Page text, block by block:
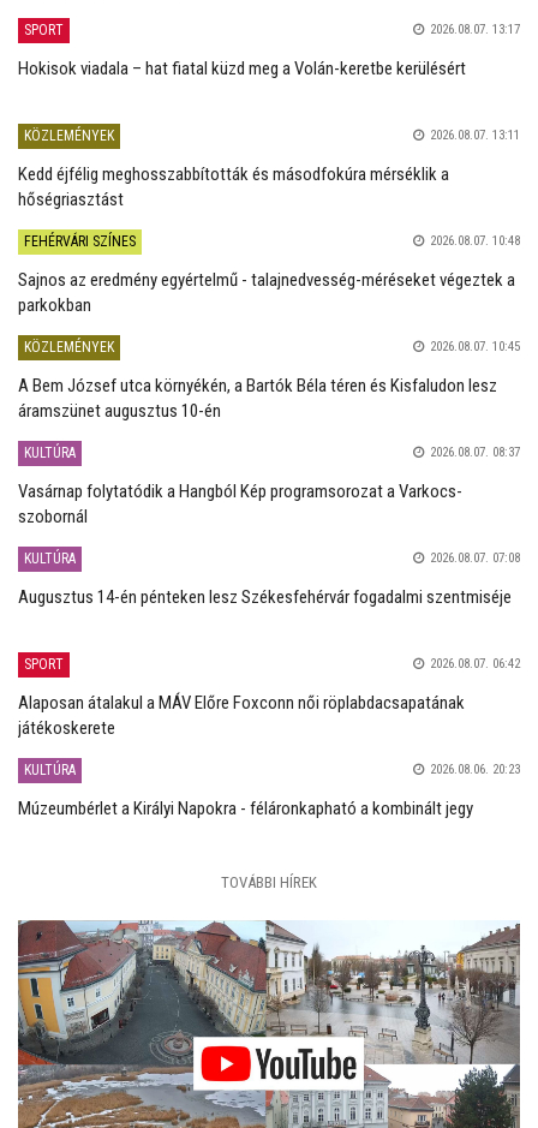
SPORT 2026.08.07. 13:17
Hokisok viadala – hat fiatal küzd meg a Volán-keretbe kerülésért
KÖZLEMÉNYEK 2026.08.07. 13:11
Kedd éjfélig meghosszabbították és másodfokúra mérséklik a
hőségriasztást
FEHÉRVÁRI SZÍNES 2026.08.07. 10:48
Sajnos az eredmény egyértelmű - talajnedvesség-méréseket végeztek a
parkokban
KÖZLEMÉNYEK 2026.08.07. 10:45
A Bem József utca környékén, a Bartók Béla téren és Kisfaludon lesz
áramszünet augusztus 10-én
KULTÚRA 2026.08.07. 08:37
Vasárnap folytatódik a Hangból Kép programsorozat a Varkocs-
szobornál
KULTÚRA 2026.08.07. 07:08
Augusztus 14-én pénteken lesz Székesfehérvár fogadalmi szentmiséje
SPORT 2026.08.07. 06:42
Alaposan átalakul a MÁV Előre Foxconn női röplabdacsapatának
játékoskerete
KULTÚRA 2026.08.06. 20:23
Múzeumbérlet a Királyi Napokra - féláronkapható a kombinált jegy
TOVÁBBI HÍREK